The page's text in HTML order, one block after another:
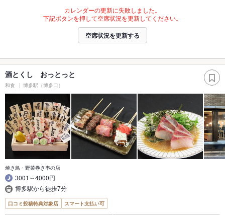
カレンダーの更新に失敗しました。
下記ボタンを押して空席状況を更新してください。
空席状況を更新する
酒とくし おっとっと
和食 博多駅（博多口）
焼き鳥・野菜巻き串の店
3001～4000円
博多駅から徒歩7分
口コミ投稿特典対象店 スマート支払い可